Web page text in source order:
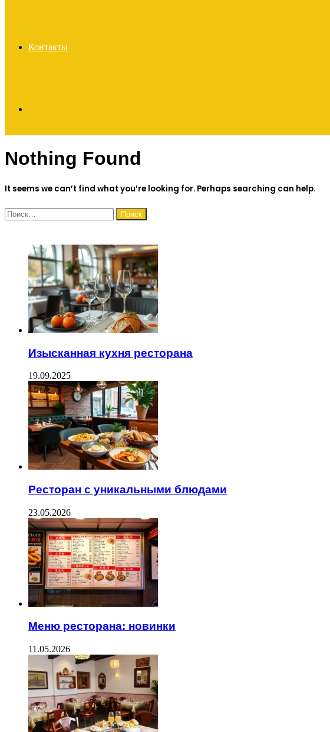
Контакты
for
Nothing Found
It seems we can’t find what you’re looking for. Perhaps searching can help.
Найти:
Изысканная кухня ресторана
19.09.2025
Ресторан с уникальными блюдами
23.05.2026
Меню ресторана: новинки
11.05.2026